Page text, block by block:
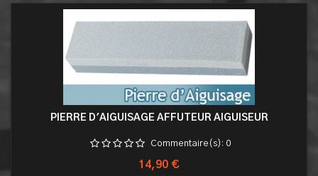
PIERRE D'AIGUISAGE AFFUTEUR AIGUISEUR
Commentaire(s): 0
Prix
14,90 €